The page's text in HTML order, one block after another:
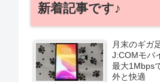
新着記事です♪
月末のギガ
J:COMモバ
最大1Mbps
外と快適